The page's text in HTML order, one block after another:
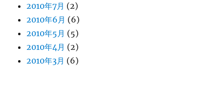
2010年7月 (2)
2010年6月 (6)
2010年5月 (5)
2010年4月 (2)
2010年3月 (6)